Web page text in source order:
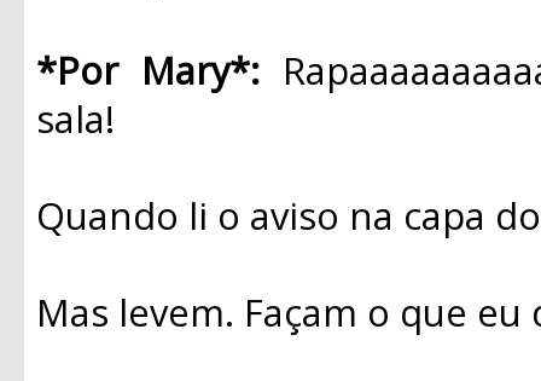
*Por Mary*:
sala!
Quando li o aviso na capa
Mas levem. Façam o que